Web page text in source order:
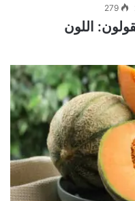
279
اللون